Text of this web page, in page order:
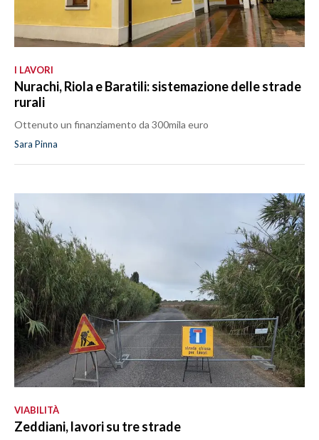
I LAVORI
Nurachi, Riola e Baratili: sistemazione delle strade
rurali
Ottenuto un finanziamento da 300mila euro
Sara Pinna
VIABILITÀ
Zeddiani, lavori su tre strade